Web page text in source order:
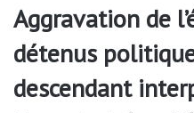
Aggravation de
détenus
descendant